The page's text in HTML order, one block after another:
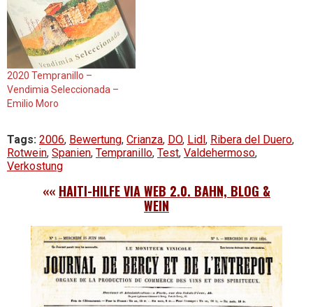
2020 Tempranillo –
Vendimia Seleccionada –
Emilio Moro
Tags: 2006, Bewertung, Crianza, DO, Lidl , Ribera del Duero,
Rotwein, Spanien, Tempranillo, Test, Valdehermoso,
Verkostung
«« HAITI-HILFE VIA WEB 2.0. BAHN, BLOG &
WEIN